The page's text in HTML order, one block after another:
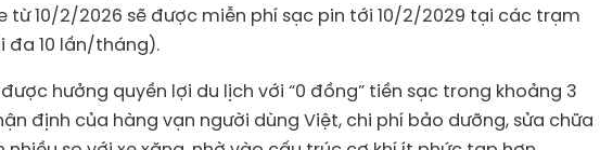
từ 10/2/2026 sẽ được miễn phí sạc pin tới 10/2/2029 tại các trạm
đa 10 lần/tháng).
hưởng quyền lợi du lịch với “0 đồng” tiền sạc trong khoảng 3
định của hàng vạn người dùng Việt, chi phí bảo dưỡng, sửa chữa